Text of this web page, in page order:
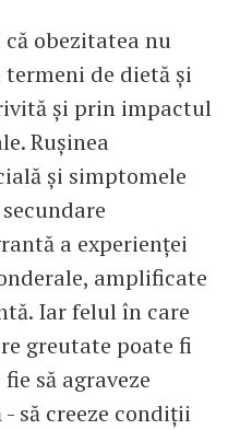
obezitatea nu
de dietă și
și prin impactul
Rușinea
și simptomele
a experienței
amplificate
Iar felul în care
greutate poate fi
să agraveze
să creeze condiții